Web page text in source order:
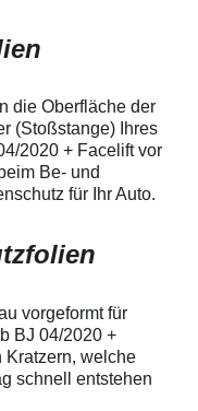
mit
geeignet zum
mechanische
zum Schutz von
150 µmSchützt
Lack in der
Fingenägel
bestmöglichem
Kratzer und
Fahrzeuglack
die Oberfläche der
(Stoßstange) Ihres
2020 + Facelift vor
Be- und
für Ihr Auto.
vorgeformt für
BJ 04/2020 +
Kratzern, welche
schnell entstehen